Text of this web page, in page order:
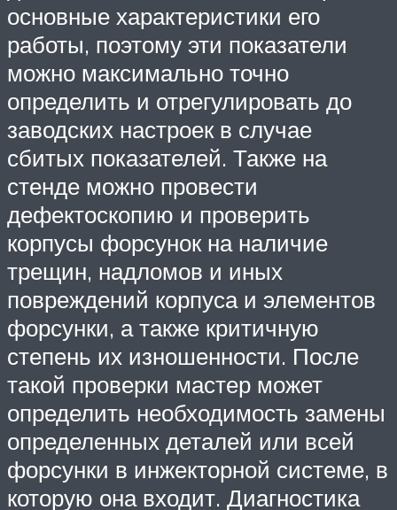
основные характеристики его
работы, поэтому эти показатели
можно максимально точно
определить и отрегулировать до
заводских настроек в случае
сбитых показателей. Также на
стенде можно провести
дефектоскопию и проверить
корпусы форсунок на наличие
трещин, надломов и иных
повреждений корпуса и элементов
форсунки, а также критичную
степень их изношенности. После
такой проверки мастер может
определить необходимость замены
определенных деталей или всей
форсунки в инжекторной системе, в
которую она входит. Диагностика